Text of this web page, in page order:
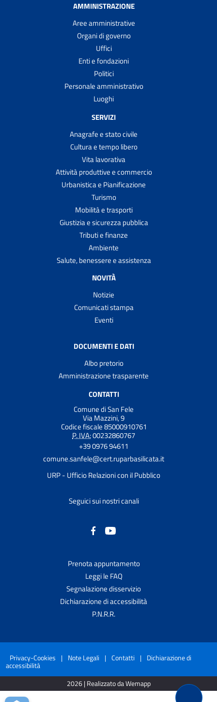
AMMINISTRAZIONE
Aree amministrative
Organi di governo
Uffici
Enti e fondazioni
Politici
Personale amministrativo
Luoghi
SERVIZI
Anagrafe e stato civile
Cultura e tempo libero
Vita lavorativa
Attività produttive e commercio
Urbanistica e Pianificazione
Turismo
Mobilità e trasporti
Giustizia e sicurezza pubblica
Tributi e finanze
Ambiente
Salute, benessere e assistenza
NOVITÀ
Notizie
Comunicati stampa
Eventi
DOCUMENTI E DATI
Albo pretorio
Amministrazione trasparente
CONTATTI
Comune di San Fele
Via Mazzini, 9
Codice fiscale 85000910761
P. IVA:00232860767
+39 0976 94611
comune.sanfele@cert.ruparbasilicata.it
URP - Ufficio Relazioni con il Pubblico
Seguici sui nostri canali
Prenota appuntamento
Leggi le FAQ
Segnalazione disservizio
Dichiarazione di accessibilità
P.N.R.R.
Privacy-Cookies | Note Legali | Contatti | Dichiarazione di
accessibilità
2026 | Realizzato da Wemapp